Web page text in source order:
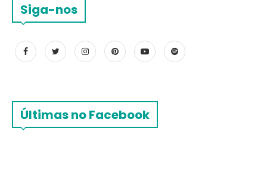
Siga-nos
Últimas no Facebook